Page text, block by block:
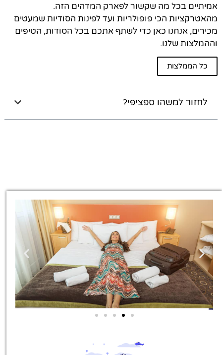
אמיתיים בכל מה שקשור לפארק המדהים הזה.
מהאטרקציות הכי פופולריות ועד לפינות הסודיות שמעטים
מכירים, אנחנו כאן כדי לשתף אתכם בכל הסודות, הטיפים
וההמלצות שלנו.
כל הממלצות
לחזור למשהו ספציפי?
מציאת מלון